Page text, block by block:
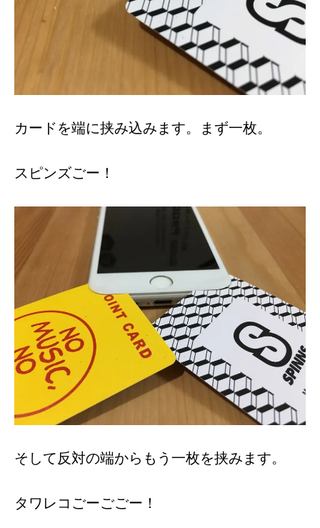
カードを端に挟み込みます。まず一枚。
スピンズごー！
そして反対の端からもう一枚を挟みます。
タワレコごーごごー！